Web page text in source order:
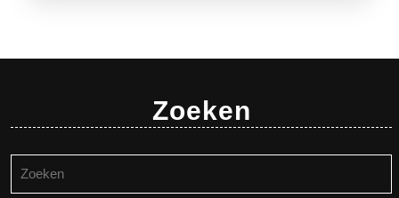
Zoeken
naar: